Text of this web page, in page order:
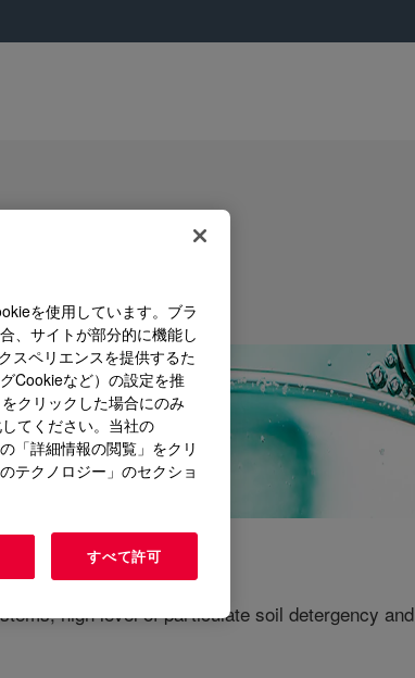
high level of particulate soil detergency and
を使用しています。ブラ
、サイトが部分的に機能し
スペリエンスを提供するた
Cookieなど）の設定を推
クリックした場合にのみ
てください。当社の
「詳細情報の閲覧」をクリ
テクノロジー」のセクショ
すべて許可